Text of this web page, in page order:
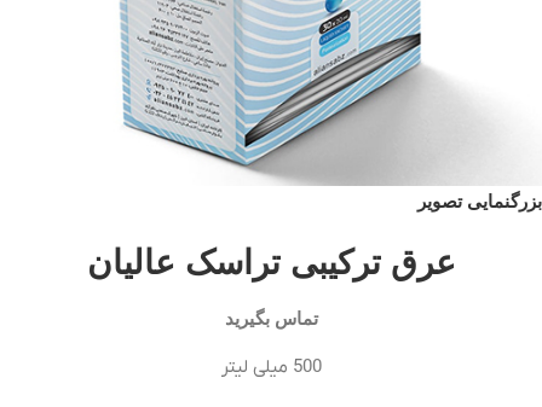
بزرگنمایی تصویر
عرق ترکیبی تراسک عالیان
تماس بگیرید
500 میلی لیتر